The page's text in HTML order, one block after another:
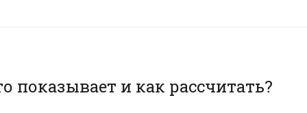
показывает и как рассчитать?